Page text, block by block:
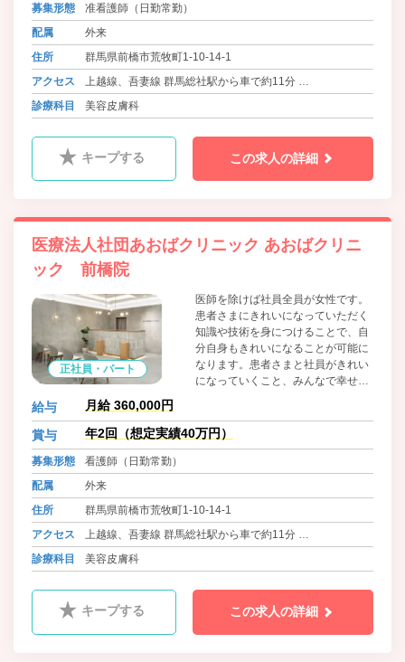
お待ちしております。
募集形態
准看護師（日勤常勤）
配属
外来
住所
群馬県前橋市荒牧町1-10-14-1
アクセス
上越線、吾妻線 群馬総社駅から車で約11分
上毛線 中央前橋駅から車で約14分
診療科目 美容皮膚科
キープする この求人の詳細
医療法人社団あおばクリニック あおばクリニ
ック 前橋院
正社員・パート
医師を除けば社員全員が女性です。
患者さまにきれいになっていただく
知識や技術を身につけることで、自
分自身もきれいになることが可能に
なります。患者さまと社員がきれい
になっていくこと、みんなで幸せに
えています。 美容未経験の方でもや
る気があり、一生懸命頑張れる方は
給与 月給 360,000円
賞与 年2回（想定実績40万円）
募集形態
看護師（日勤常勤）
配属
外来
住所
群馬県前橋市荒牧町1-10-14-1
アクセス
上越線、吾妻線 群馬総社駅から車で約11分
上毛線 中央前橋駅から車で約14分
診療科目 美容皮膚科
キープする この求人の詳細